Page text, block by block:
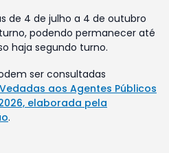
de 4 de julho a 4 de outubro
podendo permanecer até
haja segundo turno.
ser consultadas
aos Agentes Públicos
elaborada pela
.